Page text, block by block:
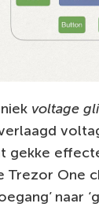
voltage
gekke
Trezor One
naar